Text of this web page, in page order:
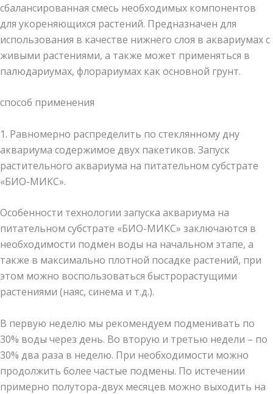
сбалансированная смесь необходимых компонентов
для укореняющихся растений. Предназначен для
использования в качестве нижнего слоя в аквариумах с
живыми растениями, а также может применяться в
палюдариумах, флорариумах как основной грунт.
способ применения
1. Равномерно распределить по стеклянному дну
аквариума содержимое двух пакетиков. Запуск
растительного аквариума на питательном субстрате
«БИО-МИКС».
Особенности технологии запуска аквариума на
питательном субстрате «БИО-МИКС» заключаются в
необходимости подмен воды на начальном этапе, а
также в максимально плотной посадке растений, при
этом можно воспользоваться быстрорастущими
растениями (наяс, синема и т.д.).
В первую неделю мы рекомендуем подменивать по
30% воды через день. Во вторую и третью недели – по
30% два раза в неделю. При необходимости можно
продолжить более частые подмены. По истечении
примерно полутора-двух месяцев можно выходить на